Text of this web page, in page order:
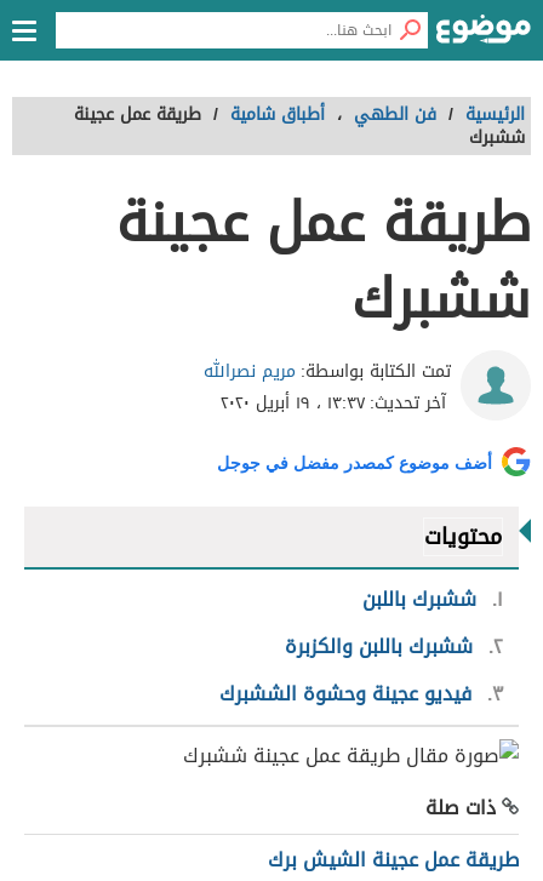
الرئيسية / فن الطهي ، أطباق شامية / طريقة عمل عجينة
ششبرك
طريقة عمل عجينة
ششبرك
تمت الكتابة بواسطة: مريم نصرالله
آخر تحديث:١٣:٣٧ ، ١٩ أبريل ٢٠٢٠
أضف موضوع كمصدر مفضل في جوجل
محتويات
١ ششبرك باللبن
٢ ششبرك باللبن والكزبرة
٣ فيديو عجينة وحشوة الششبرك
ذات صلة
طريقة عمل عجينة الشيش برك